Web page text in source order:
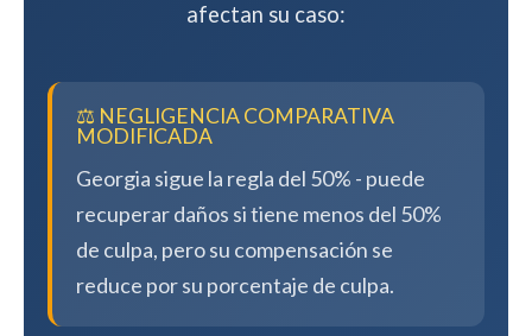
afectan su caso:
⚖️ NEGLIGENCIA COMPARATIVA
MODIFICADA
Georgia sigue la regla del 50% - puede
recuperar daños si tiene menos del 50%
de culpa, pero su compensación se
reduce por su porcentaje de culpa.